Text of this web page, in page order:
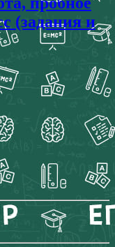
(задания и